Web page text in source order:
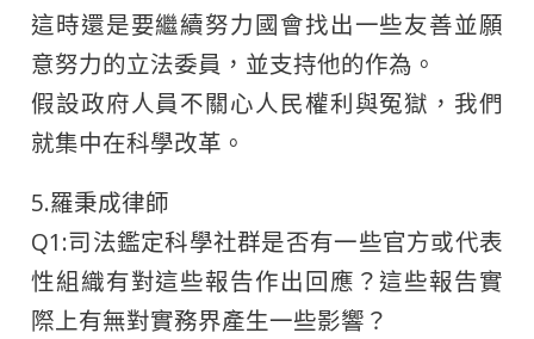
這時還是要繼續努力國會找出一些友善並願
意努力的立法委員，並支持他的作為。
假設政府人員不關心人民權利與冤獄，我們
就集中在科學改革。
5.羅秉成律師
Q1:司法鑑定科學社群是否有一些官方或代表
性組織有對這些報告作出回應？這些報告實
際上有無對實務界產生一些影響？